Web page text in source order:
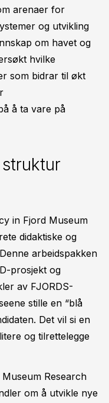
arenaer for
og utvikling
om havet og
hvilke
som bidrar til økt
å ta vare på
in Fjord Museum
didaktiske og
arbeidspakken
prosjekt og
av FJORDS-
stille en “blå
Det vil si en
og tilrettelegge
Research
om å utvikle nye